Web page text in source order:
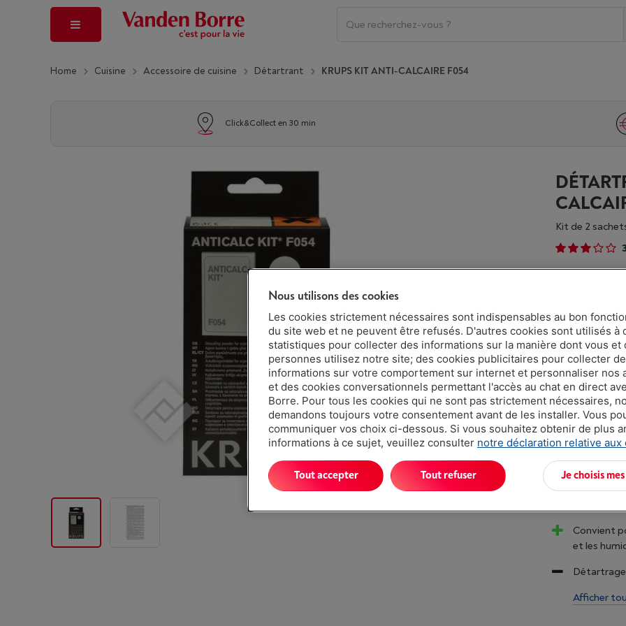
Home Cuisine Accessoire de cuisine Détartrant KRUPS KIT ANTI-CALCAIRE F054
Click&Collect en 30 min
Kit de 2
€ 5,99
´Pour une
Efficace
Convient
et les
Détartrage
Afficher
Nous utilisons des cookies
Les cookies strictement nécessaires sont indispensables au bon
du site web et ne peuvent être refusés. D'autres cookies sont utilisés à
statistiques pour collecter des informations sur la manière dont vous et
personnes utilisez notre site; des cookies publicitaires pour collecter
informations sur votre comportement sur internet et personnaliser nos
et des cookies conversationnels permettant l'accès au chat en direct
Borre. Pour tous les cookies qui ne sont pas strictement nécessaires,
demandons toujours votre consentement avant de les installer. Vous
communiquer vos choix ci-dessous. Si vous souhaitez obtenir de plus
informations à ce sujet, veuillez consulter notre déclaration relative aux
Je choisis
Tout refuser
Tout accepter